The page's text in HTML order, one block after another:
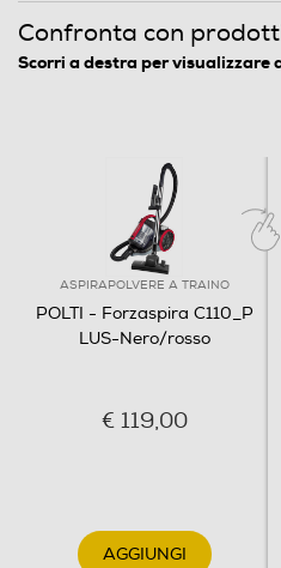
Sistema antisurriscaldamento
Sistema parking
Posizione verticale
Tubo flessibile
Confronta con
Scorri a destra per visualizzare
ASPIRAPOLVERE A TRAINO
POLTI - Forzaspira C110_P
LUS-Nero/rosso
€ 119,00
AGGIUNGI